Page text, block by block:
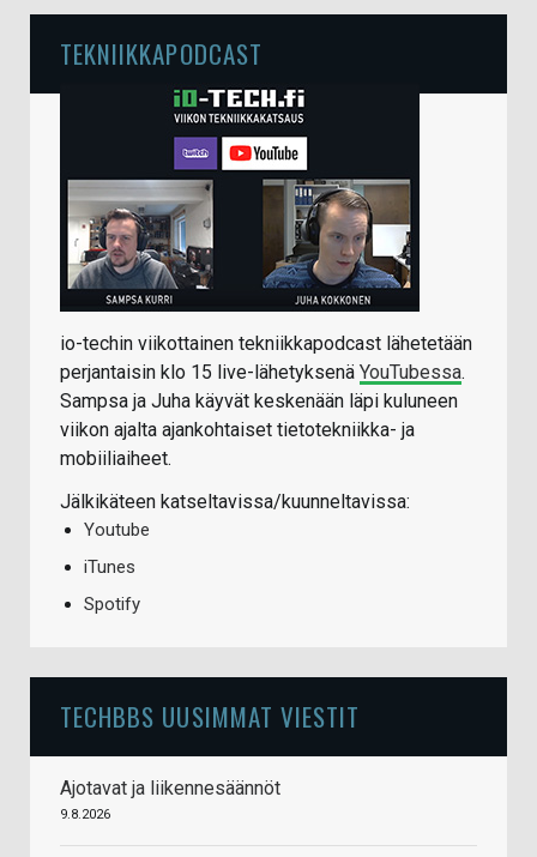
TEKNIIKKAPODCAST
io-techin viikottainen tekniikkapodcast lähetetään
perjantaisin klo 15 live-lähetyksenä YouTubessa.
Sampsa ja Juha käyvät keskenään läpi kuluneen
viikon ajalta ajankohtaiset tietotekniikka- ja
mobiiliaiheet.
Jälkikäteen katseltavissa/kuunneltavissa:
Youtube
iTunes
Spotify
TECHBBS UUSIMMAT VIESTIT
Ajotavat ja liikennesäännöt
9.8.2026